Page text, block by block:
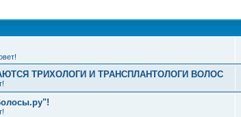
ТРИХОЛОГИ И ТРАНСПЛАНТОЛОГИ ВОЛОС